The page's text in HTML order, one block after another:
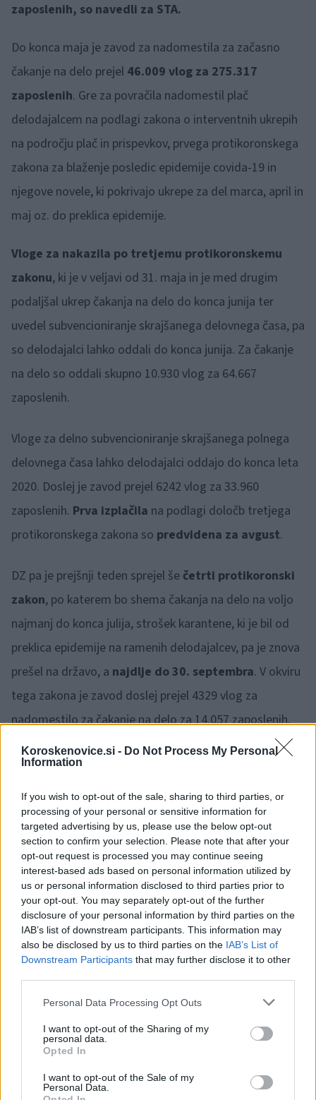
Koroskenovice.si - Do Not Process My Personal
Information
If you wish to opt-out of the sale, sharing to third parties, or
processing of your personal or sensitive information for
targeted advertising by us, please use the below opt-out
section to confirm your selection. Please note that after your
opt-out request is processed you may continue seeing
interest-based ads based on personal information utilized by
us or personal information disclosed to third parties prior to
your opt-out. You may separately opt-out of the further
disclosure of your personal information by third parties on the
IAB’s list of downstream participants. This information may
also be disclosed by us to third parties on the IAB’s List of
Downstream Participants that may further disclose it to other
Please note that this website/app uses one or more Google
not limited to your visit or usage behaviour. You may click to
grant or deny consent to Google and its third-party tags to
use your data for below specified purposes in below Google
consent section.
Personal Data Processing Opt Outs
I want to opt-out of the Sharing of my
personal data.
Opted In
I want to opt-out of the Sale of my
Personal Data.
zaposlenih, so navedli za STA.
Do konca maja je zavod za nadomestila za začasno
čakanje na delo prejel 46.009 vlog za 275.317
zaposlenih. Gre za povračila nadomestil plač
delodajalcem na podlagi zakona o interventnih ukrepih
na področju plač in prispevkov, prvega protikoronskega
zakona za blaženje posledic epidemije covida-19 in
njegove novele, ki pokrivajo ukrepe za del marca, april in
maj oz. do preklica epidemije.
Vloge za nakazila po tretjemu protikoronskemu
zakonu, ki je v veljavi od 31. maja in je med drugim
podaljšal ukrep čakanja na delo do konca junija ter
uvedel subvencioniranje skrajšanega delovnega časa, pa
so delodajalci lahko oddali do konca junija. Za čakanje
na delo so oddali skupno 10.930 vlog za 64.667
zaposlenih.
Vloge za delno subvencioniranje skrajšanega polnega
delovnega časa lahko delodajalci oddajo do konca leta
2020. Doslej je zavod prejel 6242 vlog za 33.960
zaposlenih. Prva izplačila na podlagi določb tretjega
protikoronskega zakona so predvidena za avgust.
DZ pa je prejšnji teden sprejel še četrti protikoronski
zakon, po katerem bo shema čakanja na delo na voljo
najmanj do konca julija, strošek karantene, ki je bil od
preklica epidemije na ramenih delodajalcev, pa je znova
prešel na državo, a najdlje do 30. septembra. V okviru
tega zakona je zavod doslej prejel 4329 vlog za
nadomestilo za čakanje na delo za 14.057 zaposlenih.
Opozorilo:Po 297. členu Kazenskega zakonika je
posameznik kazensko odgovoren za javno spodbujanje
sovraštva, nasilja ali nestrpnosti. Komentarji z žaljivimi,
rasističnimi, diskriminatornimi ali nezakonitimi vsebinami bodo
odstranjeni. Pravila komentiranja →
Failed to fetch
Občine: Slovenj Gradec
Dravograd
Ravne na Koroškem
Radlje ob Dravi
Prevalje
Mežica Črna na Koroškem
Vuzenica